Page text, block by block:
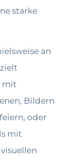
starke
an
mit
Bildern
oder
mit